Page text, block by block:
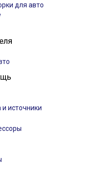
для авто
источники